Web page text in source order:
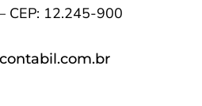
CEP: 12.245-900